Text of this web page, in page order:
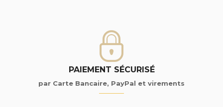
PAIEMENT SÉCURISÉ
par Carte Bancaire, PayPal et virements